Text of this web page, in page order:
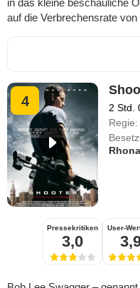
auf die Verbrechensrate von
4 2 Std.
Regie:
Pressekritiken
3,0
User-